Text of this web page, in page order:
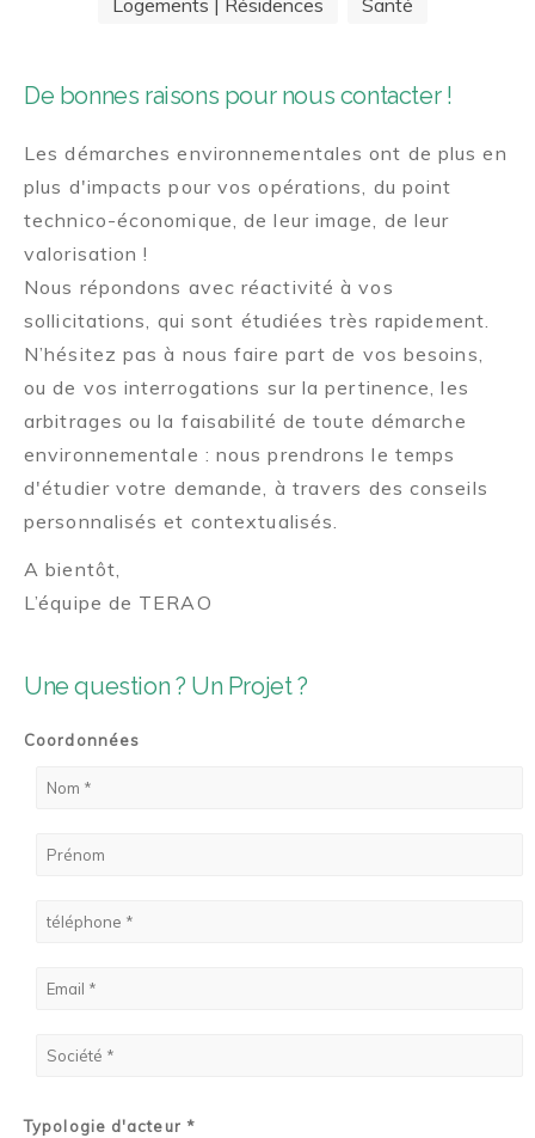
Logements | Résidences Santé
Une question ? Un Projet ?
Coordonnées
Typologie d'acteur *
De bonnes raisons pour nous contacter !
Les démarches environnementales ont de plus en
plus d'impacts pour vos opérations, du point
technico-économique, de leur image, de leur
valorisation !
Nous répondons avec réactivité à vos
sollicitations, qui sont étudiées très rapidement.
N’hésitez pas à nous faire part de vos besoins,
ou de vos interrogations sur la pertinence, les
arbitrages ou la faisabilité de toute démarche
environnementale : nous prendrons le temps
d'étudier votre demande, à travers des conseils
personnalisés et contextualisés.
A bientôt,
L’équipe de TERAO